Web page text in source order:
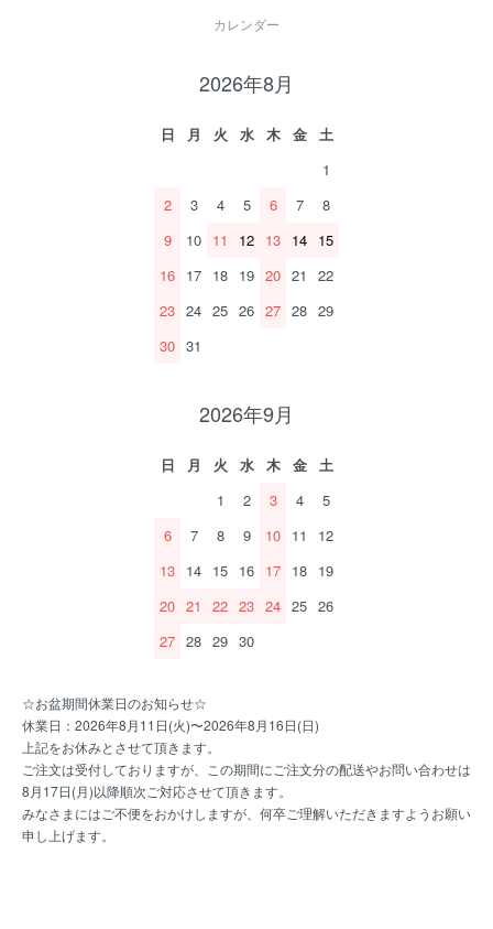
カレンダー
2026年8月
日 月 火 水 木 金
土
1
2
3 4 5 6 7
8
9
10 11 12 13 14 15
16 17 18 19 20 21
22
23 24 25 26 27 28 29
30 31
2026年9月
日 月 火 水 木 金
土
1
2 3 4
5
6
7 8 9 10 11
12
13 14 15 16 17 18 19
20 21 22 23 24 25 26
27 28 29 30
☆お盆期間休業日のお知らせ☆
休業日：2026年8月11日(火)〜2026年8月16日(日)
上記をお休みとさせて頂きます。
ご注文は受付しておりますが、この期間にご注文分の配送やお問い合わせは
8月17日(月)以降順次ご対応させて頂きます。
みなさまにはご不便をおかけしますが、何卒ご理解いただきますようお願い
申し上げます。